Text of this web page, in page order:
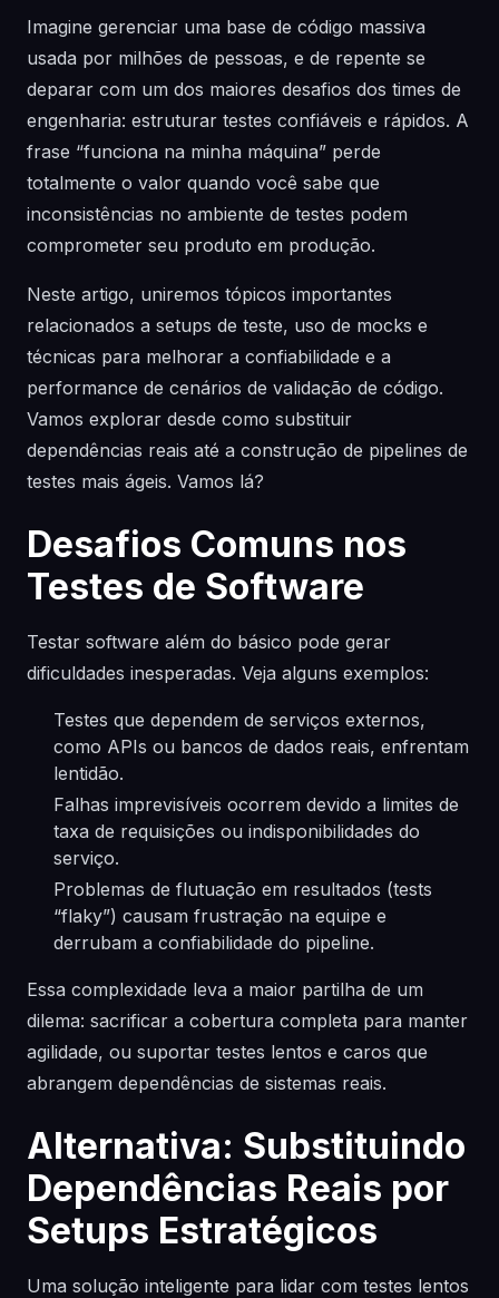
Imagine gerenciar uma base de código massiva
usada por milhões de pessoas, e de repente se
deparar com um dos maiores desafios dos times de
engenharia: estruturar testes confiáveis e rápidos. A
frase “funciona na minha máquina” perde
totalmente o valor quando você sabe que
inconsistências no ambiente de testes podem
comprometer seu produto em produção.
Neste artigo, uniremos tópicos importantes
relacionados a setups de teste, uso de mocks e
técnicas para melhorar a confiabilidade e a
performance de cenários de validação de código.
Vamos explorar desde como substituir
dependências reais até a construção de pipelines de
testes mais ágeis. Vamos lá?
Desafios Comuns nos
Testes de Software
Testar software além do básico pode gerar
dificuldades inesperadas. Veja alguns exemplos:
Testes que dependem de serviços externos,
como APIs ou bancos de dados reais, enfrentam
lentidão.
Falhas imprevisíveis ocorrem devido a limites de
taxa de requisições ou indisponibilidades do
serviço.
Problemas de flutuação em resultados (tests
“flaky”) causam frustração na equipe e
derrubam a confiabilidade do pipeline.
Essa complexidade leva a maior partilha de um
dilema: sacrificar a cobertura completa para manter
agilidade, ou suportar testes lentos e caros que
abrangem dependências de sistemas reais.
Alternativa: Substituindo
Dependências Reais por
Setups Estratégicos
Uma solução inteligente para lidar com testes lentos